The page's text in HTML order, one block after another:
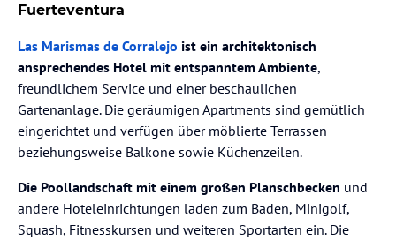
Fuerteventura
Las Marismas de Corralejo ist ein architektonisch
ansprechendes Hotel mit entspanntem Ambiente,
freundlichem Service und einer beschaulichen
Gartenanlage. Die geräumigen Apartments sind gemütlich
eingerichtet und verfügen über möblierte Terrassen
beziehungsweise Balkone sowie Küchenzeilen.
Die Poollandschaft mit einem großen Planschbecken und
andere Hoteleinrichtungen laden zum Baden, Minigolf,
Squash, Fitnesskursen und weiteren Sportarten ein. Die